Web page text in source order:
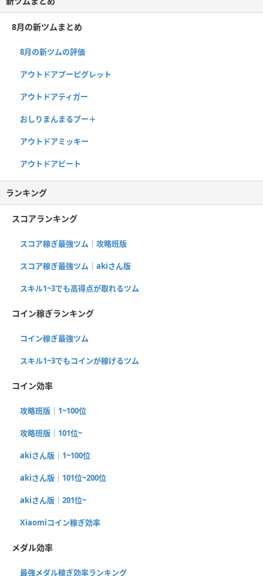
8月の新ツムまとめ
8月の新ツムの評価
アウトドアプーピグレット
アウトドアティガー
おしりまんまるプー＋
アウトドアミッキー
アウトドアピート
ランキング
スコアランキング
スコア稼ぎ最強ツム｜攻略班版
スコア稼ぎ最強ツム｜akiさん版
スキル1~3でも高得点が取れるツム
コイン稼ぎランキング
コイン稼ぎ最強ツム
スキル1~3でもコインが稼げるツム
コイン効率
攻略班版｜1~100位
攻略班版｜101位~
akiさん版｜1~100位
akiさん版｜101位~200位
akiさん版｜201位~
Xiaomiコイン稼ぎ効率
メダル効率
最強メダル稼ぎ効率ランキング